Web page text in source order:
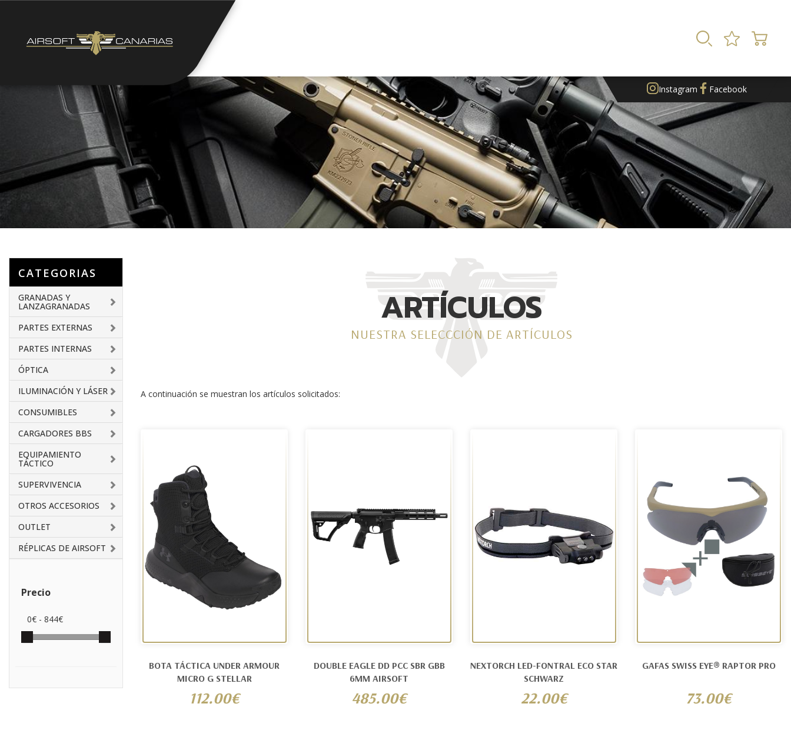
Instagram Facebook
CATEGORIAS
GRANADAS Y
LANZAGRANADAS
PARTES EXTERNAS
PARTES INTERNAS
ÓPTICA
ILUMINACIÓN Y LÁSER
CONSUMIBLES
CARGADORES BBS
EQUIPAMIENTO
TÁCTICO
SUPERVIVENCIA
OTROS ACCESORIOS
OUTLET
RÉPLICAS DE AIRSOFT
Precio
0€ - 844€
ARTÍCULOS
NUESTRA SELECCCIÓN DE ARTÍCULOS
A continuación se muestran los artículos solicitados:
BOTA TÁCTICA UNDER ARMOUR
MICRO G STELLAR
112.00€
DOUBLE EAGLE DD PCC SBR GBB
6MM AIRSOFT
485.00€
NEXTORCH LED-FONTRAL ECO STAR
SCHWARZ
22.00€
GAFAS SWISS EYE® RAPTOR PRO
73.00€